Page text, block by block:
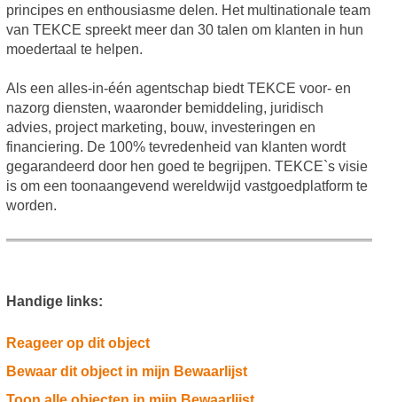
principes en enthousiasme delen. Het multinationale team
van TEKCE spreekt meer dan 30 talen om klanten in hun
moedertaal te helpen.
Als een alles-in-één agentschap biedt TEKCE voor- en
nazorg diensten, waaronder bemiddeling, juridisch
advies, project marketing, bouw, investeringen en
financiering. De 100% tevredenheid van klanten wordt
gegarandeerd door hen goed te begrijpen. TEKCE`s visie
is om een toonaangevend wereldwijd vastgoedplatform te
worden.
Handige links:
Reageer op dit object
Bewaar dit object in mijn Bewaarlijst